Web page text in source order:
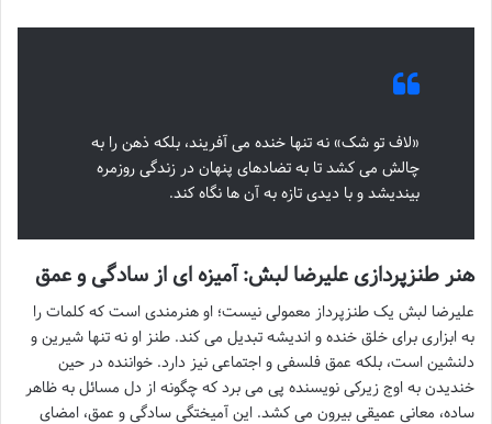
«لاف تو شک» نه تنها خنده می آفریند، بلکه ذهن را به
چالش می کشد تا به تضادهای پنهان در زندگی روزمره
بیندیشد و با دیدی تازه به آن ها نگاه کند.
هنر طنزپردازی علیرضا لبش: آمیزه ای از سادگی و عمق
علیرضا لبش یک طنزپرداز معمولی نیست؛ او هنرمندی است که کلمات را
به ابزاری برای خلق خنده و اندیشه تبدیل می کند. طنز او نه تنها شیرین و
دلنشین است، بلکه عمق فلسفی و اجتماعی نیز دارد. خواننده در حین
خندیدن به اوج زیرکی نویسنده پی می برد که چگونه از دل مسائل به ظاهر
ساده، معانی عمیقی بیرون می کشد. این آمیختگی سادگی و عمق، امضای